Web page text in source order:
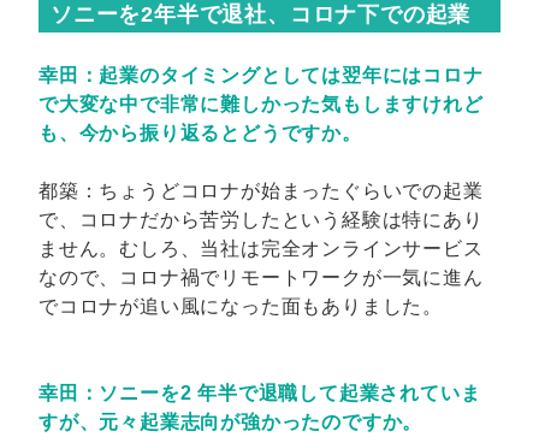
ソニーを2年半で退社、コロナ下での起業
幸田：起業のタイミングとしては翌年にはコロナ
で大変な中で非常に難しかった気もしますけれど
も、今から振り返るとどうですか。
都築：ちょうどコロナが始まったぐらいでの起業
で、コロナだから苦労したという経験は特にあり
ません。むしろ、当社は完全オンラインサービス
なので、コロナ禍でリモートワークが一気に進ん
でコロナが追い風になった面もありました。
幸田：ソニーを2 年半で退職して起業されていま
すが、元々起業志向が強かったのですか。